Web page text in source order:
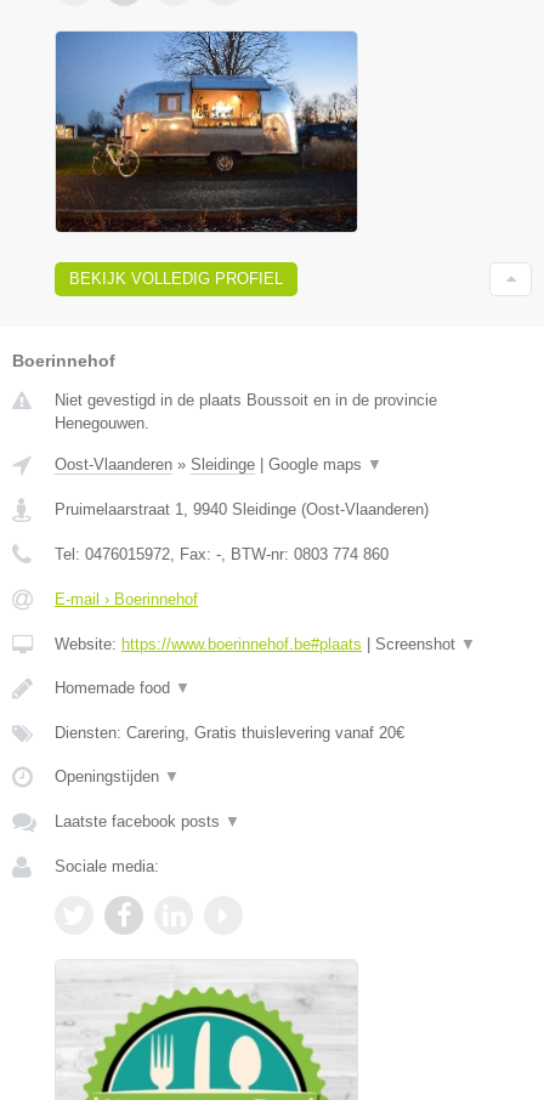
BEKIJK VOLLEDIG PROFIEL
Boerinnehof
Niet gevestigd in de plaats Boussoit en in de provincie
Henegouwen.
Oost-Vlaanderen » Sleidinge | Google maps ▼
Pruimelaarstraat 1 9940 Sleidinge (Oost-Vlaanderen)
Tel: 0476015972 , Fax: - , BTW-nr: 0803 774 860
E-mail › Boerinnehof
Website: https://www.boerinnehof.be#plaats | Screenshot ▼
Homemade food ▼
Diensten: Carering, Gratis thuislevering vanaf 20€
Openingstijden ▼
Laatste facebook posts ▼
Sociale media: